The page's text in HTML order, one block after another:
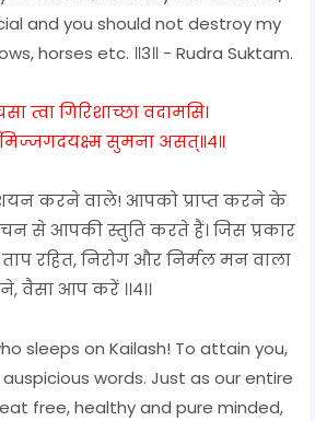
and you should not destroy my
horses etc. ॥3॥ - Rudra Suktam.
त्वा गिरिशाच्छा वदामसि।
सुमना असत्॥४॥
करने वाले! आपको प्राप्त करने के
से आपकी स्तुति करते हैं। जिस प्रकार
रहित, निरोग और निर्मल मन वाला
वैसा आप करें ।।४।।
sleeps on Kailash! To attain you,
words. Just as our entire
free, healthy and pure minded,